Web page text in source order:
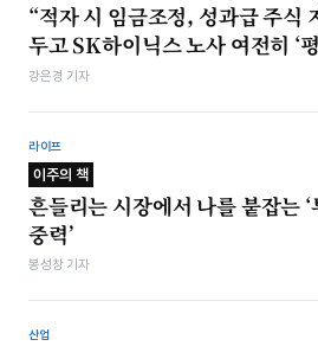
“적자 시 임금조정, 성과급 주식
두고 SK하이닉스 노사 여전히 ‘
강은경 기자
라이프
이주의 책
흔들리는 시장에서 나를 붙잡는 ‘
중력’
봉성창 기자
산업